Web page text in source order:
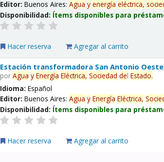
Editor:Buenos Aires:Agua y energía eléctrica,
Disponibilidad: Ítems disponibles para
Hacer reserva Agregar al carrito
Estación transformadora San Antonio
porAgua y Energía Eléctrica, Sociedad delEstado.
Idioma:Español
Editor:Buenos Aires:Agua y Energía Eléctrica,
Disponibilidad: Ítems disponibles para
Hacer reserva Agregar al carrito